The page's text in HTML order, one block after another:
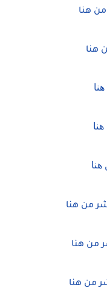
هنا
هنا
من هنا
من هنا
من هنا